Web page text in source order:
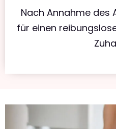
Nach Annahme des
für einen